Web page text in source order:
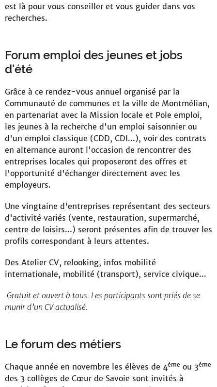
est là pour vous conseiller et vous guider dans vos
recherches.
Forum emploi des jeunes et jobs
d'été
Grâce à ce rendez-vous annuel organisé par la
Communauté de communes et la ville de Montmélian,
en partenariat avec la Mission locale et Pole emploi,
les jeunes à la recherche d'un emploi saisonnier ou
d'un emploi classique (CDD, CDI...), voir des contrats
en alternance auront l'occasion de rencontrer des
entreprises locales qui proposeront des offres et
l'opportunité d'échanger directement avec les
employeurs.
Une vingtaine d'entreprises représentant des secteurs
d'activité variés (vente, restauration, supermarché,
centre de loisirs...) seront présentes afin de trouver les
profils correspondant à leurs attentes.
Des Atelier CV, relooking, infos mobilité
internationale, mobilité (transport), service civique...
Gratuit et ouvert à tous. Les participants sont priés de se
munir d’un CV actualisé.
Le forum des métiers
Chaque année en novembre les élèves de 4éme ou 3éme
des 3 collèges de Cœur de Savoie sont invités à